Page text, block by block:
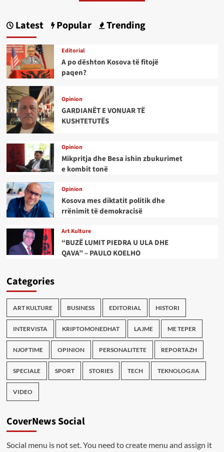
Latest Popular Trending
Editorial
A po dështon Kosova të fitojë
paqen?
Opinion
GARDIANËT E VONUAR TË
KUSHTETUTËS
Opinion
Mikpritja dhe Besa ishin zbukurimet
e kombit tonë
Opinion
Kosova mes diktatit politik dhe
rrënimit të demokracisë
Art Kulture
“BUZË LUMIT PIEDRA U ULA DHE
QAVA” – PAULO KOELHO
Categories
ART KULTURE BUSINESS EDITORIAL HISTORI
INTERVISTA KRIPTOMONEDHAT LAJME ME TEPER
NJOFTIME OPINION PERSONALITETE REPORTAZH
SPECIALE SPORT STORIES TECH TEKNOLOGJIA
VIDEO
CoverNews Social
Social menu is not set. You need to create menu and assign it